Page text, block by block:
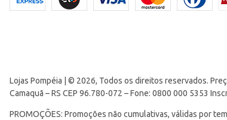
Lojas Pompéia | © 2026, Todos os direitos reservados.
Camaquã – RS CEP 96.780-072 – Fone: 0800 000 5353
PROMOÇÕES: Promoções não cumulativas, válidas por